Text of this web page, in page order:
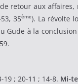
retour aux
35ème). La révolte
Gude à la
19 ; 20-11 ; 14-8. Mi-